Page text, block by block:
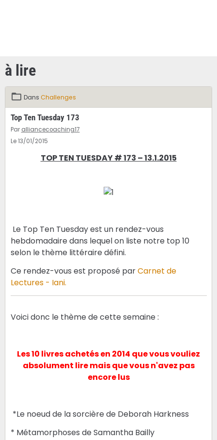
à lire
Dans Challenges
Top Ten Tuesday 173
Par alliancecoaching17
Le 13/01/2015
TOP TEN TUESDAY # 173 – 13.1.2015
Le Top Ten Tuesday est un rendez-vous
hebdomadaire dans lequel on liste notre top 10
selon le thème littéraire défini.
Ce rendez-vous est proposé parCarnet de
Lectures - Iani.
Voici donc le thème de cette semaine :
Les 10 livres achetés en 2014 que vous vouliez
absolument lire mais que vous n'avez pas
encore lus
*Le noeud de la sorcière de Deborah Harkness
* Métamorphoses de Samantha Bailly